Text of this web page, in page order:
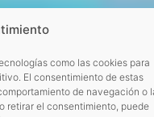
como las cookies para
El consentimiento de estas
de navegación o
retirar el consentimiento, puede